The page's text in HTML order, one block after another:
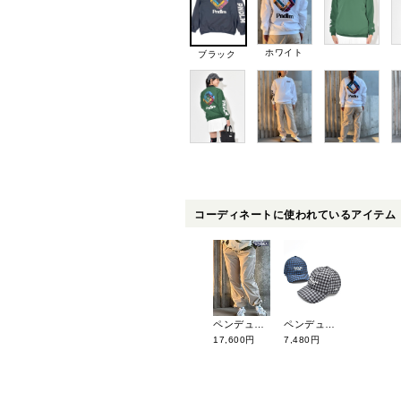
ブラック ホワイト
コーディネートに使われているアイテム
17,600円 7,480円